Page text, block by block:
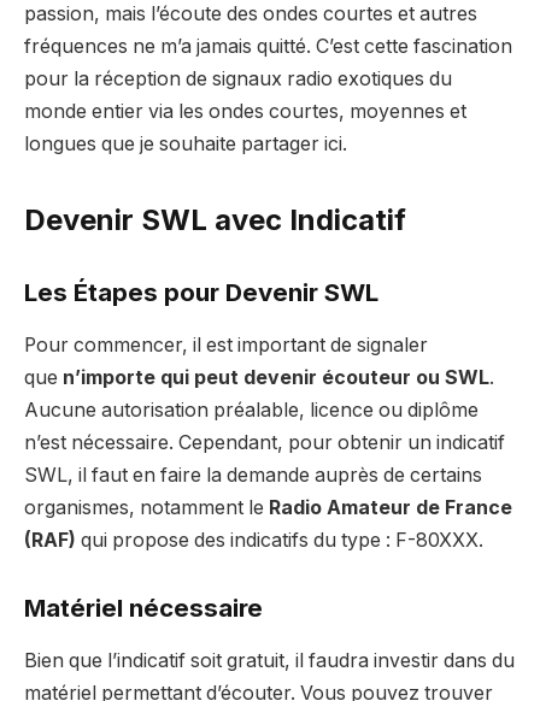
passion, mais l’écoute des ondes courtes et autres
fréquences ne m’a jamais quitté. C’est cette fascination
pour la réception de signaux radio exotiques du
monde entier via les ondes courtes, moyennes et
longues que je souhaite partager ici.
Devenir SWL avec Indicatif
Les Étapes pour Devenir SWL
Pour commencer, il est important de signaler
que n’importe qui peut devenir écouteur ou SWL.
Aucune autorisation préalable, licence ou diplôme
n’est nécessaire. Cependant, pour obtenir un indicatif
SWL, il faut en faire la demande auprès de certains
organismes, notamment le Radio Amateur de France
(RAF) qui propose des indicatifs du type : F-80XXX.
Matériel nécessaire
Bien que l’indicatif soit gratuit, il faudra investir dans du
matériel permettant d’écouter. Vous pouvez trouver